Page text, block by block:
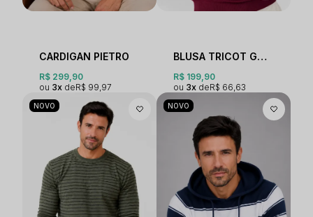
CARDIGAN PIETRO
R$ 299,90
3x
R$ 99,97
BLUSA TRICOT GOLA POLO
R$ 199,90
3x
R$ 66,63
NOVO NOVO